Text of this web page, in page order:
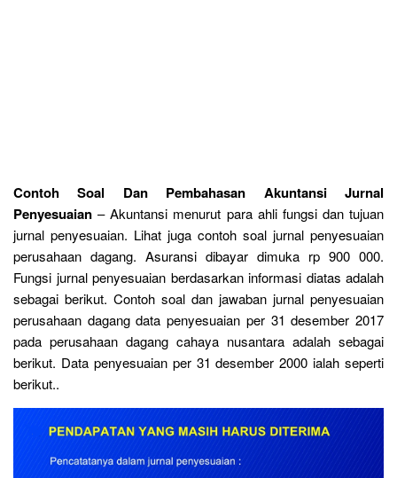
Contoh Soal Dan Pembahasan Akuntansi Jurnal
Penyesuaian – Akuntansi menurut para ahli fungsi dan tujuan
jurnal penyesuaian. Lihat juga contoh soal jurnal penyesuaian
perusahaan dagang. Asuransi dibayar dimuka rp 900 000.
Fungsi jurnal penyesuaian berdasarkan informasi diatas adalah
sebagai berikut. Contoh soal dan jawaban jurnal penyesuaian
perusahaan dagang data penyesuaian per 31 desember 2017
pada perusahaan dagang cahaya nusantara adalah sebagai
berikut. Data penyesuaian per 31 desember 2000 ialah seperti
berikut..